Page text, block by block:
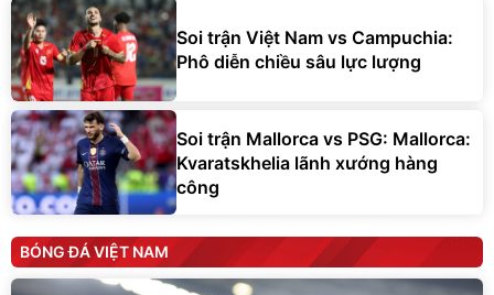
Soi trận Việt Nam vs Campuchia:
Phô diễn chiều sâu lực lượng
Soi trận Mallorca vs PSG: Mallorca:
Kvaratskhelia lãnh xướng hàng
công
BÓNG ĐÁ VIỆT NAM